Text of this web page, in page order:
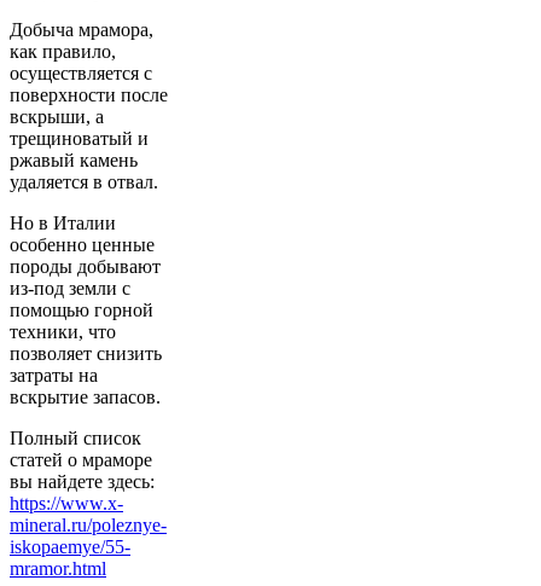
Добыча мрамора,
как правило,
осуществляется с
поверхности после
вскрыши, а
трещиноватый и
ржавый камень
удаляется в отвал.
Но в Италии
особенно ценные
породы добывают
из-под земли с
помощью горной
техники, что
позволяет снизить
затраты на
вскрытие запасов.
Полный список
статей о мраморе
вы найдете здесь:
https://www.x-
mineral.ru/poleznye-
iskopaemye/55-
mramor.html